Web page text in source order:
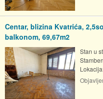
Centar, blizina Kvatrića,
balkonom, 69,67m2
Stan u